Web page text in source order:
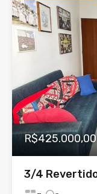
R$425.000,00
3/4